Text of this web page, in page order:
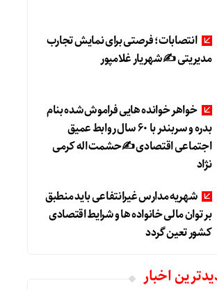
انتصابات؛ فرصتی برای نمایش تجارب
مدیریتی ✍ شهریار غلامپور
خواهر خوانده هایی فراموش شده بنام
بدره و سربندر با ۶۰ سال روابط عمیق
اجتماعی اقتصادی ✍حشمت اله کرمی
نژاد
شهریه مدارس غیرانتفاعی باید منطبق
بر توان مالی خانواده ها و شرایط اقتصادی
کشور تعین گردد
اخبار